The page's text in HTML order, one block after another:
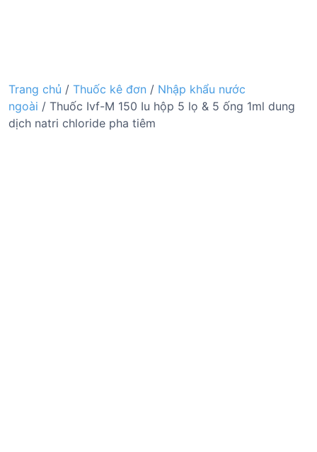
Trang chủ / Thuốc kê đơn / Nhập khẩu nước
ngoài / Thuốc Ivf-M 150 Iu hộp 5 lọ & 5 ống 1ml dung
dịch natri chloride pha tiêm